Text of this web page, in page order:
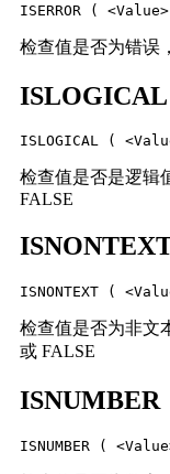
ISERROR (
检查值是否为错误
ISLOGICAL
ISLOGICAL (
检查值是否是逻辑
FALSE
ISNONTEXT (
检查值是否为非文
或 FALSE
ISNUMBER
ISNUMBER (